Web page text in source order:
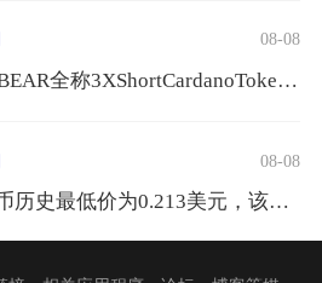
08-08
ADABEAR全称3XShortCardanoToken，是...
08-08
门罗币历史最低价为0.213美元，该低点定格在2015年1月...